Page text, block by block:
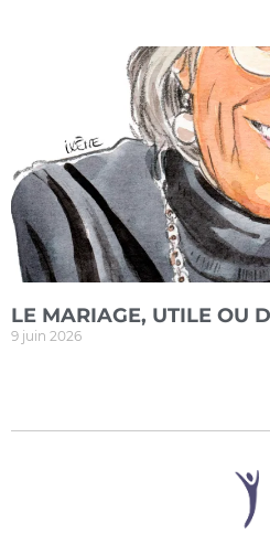
LE MARIAGE, UTILE OU
9 juin 2026